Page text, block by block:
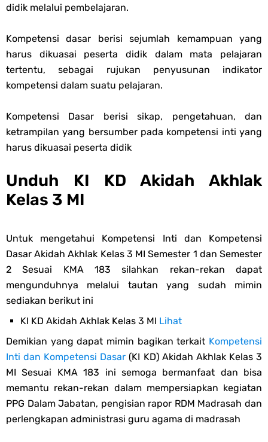
didik melalui pembelajaran.
Kompetensi dasar berisi sejumlah kemampuan yang
harus dikuasai peserta didik dalam mata pelajaran
tertentu, sebagai rujukan penyusunan indikator
kompetensi dalam suatu pelajaran.
Kompetensi Dasar berisi sikap, pengetahuan, dan
ketrampilan yang bersumber pada kompetensi inti yang
harus dikuasai peserta didik
Unduh KI KD Akidah Akhlak
Kelas 3 MI
Untuk mengetahui Kompetensi Inti dan Kompetensi
Dasar Akidah Akhlak Kelas 3 MI Semester 1 dan Semester
2 Sesuai KMA 183 silahkan rekan-rekan dapat
mengunduhnya melalui tautan yang sudah mimin
sediakan berikut ini
KI KD Akidah Akhlak Kelas 3 MI Lihat
Demikian yang dapat mimin bagikan terkait Kompetensi
Inti dan Kompetensi Dasar (KI KD) Akidah Akhlak Kelas 3
MI Sesuai KMA 183 ini semoga bermanfaat dan bisa
memantu rekan-rekan dalam mempersiapkan kegiatan
PPG Dalam Jabatan, pengisian rapor RDM Madrasah dan
perlengkapan administrasi guru agama di madrasah